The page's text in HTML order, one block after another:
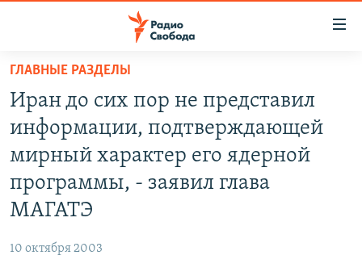
упрощенного
доступа
Вернуться
основному
содержанию
Вернутся
главной
навигации
ПОДКАСТЫ
АВТОРСКИЕ ПРОЕКТЫ
МНЕНИЯ
IDEL.РЕАЛИИ
ГЛАВНЫЕ РАЗДЕЛЫ
Иран до сих пор не представил
информации, подтверждающей
мирный характер его ядерной
программы, - заявил глава
МАГАТЭ
10 октября 2003